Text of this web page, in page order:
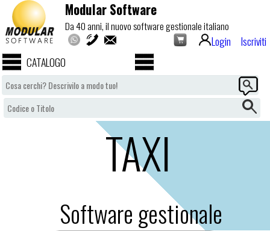
Modular Software
Da 40 anni, il nuovo software gestionale italiano
Login
Iscriviti
CATALOGO
TAXI
Software gestionale